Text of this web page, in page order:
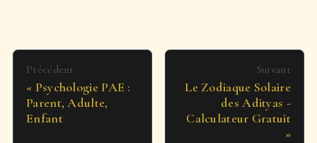
Précédent
Psychologie PAE :
Parent, Adulte,
Enfant
Suivant
Le Zodiaque Solaire
des Adityas -
Calculateur Gratuit